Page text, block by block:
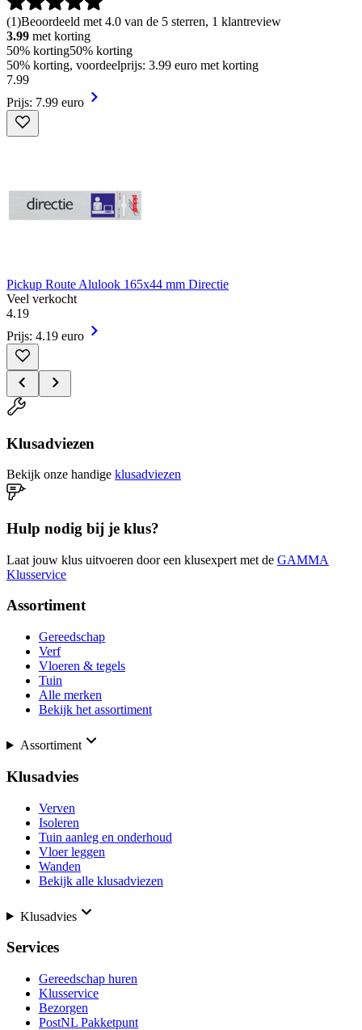
(1)Beoordeeld met 4.0 van de 5 sterren, 1 klantreview
3.99 met korting
50% korting50% korting
50% korting, voordeelprijs: 3.99 euro met korting
7.99
Prijs: 7.99 euro
Pickup Route Alulook 165x44 mm Directie
Veel verkocht
4.19
Prijs: 4.19 euro
Klusadviezen
Bekijk onze handige klusadviezen
Hulp nodig bij je klus?
Laat jouw klus uitvoeren door een klusexpert met de GAMMA
Klusservice
Assortiment
Gereedschap
Verf
Vloeren & tegels
Tuin
Alle merken
Bekijk het assortiment
Assortiment
Klusadvies
Verven
Isoleren
Tuin aanleg en onderhoud
Vloer leggen
Wanden
Bekijk alle klusadviezen
Klusadvies
Services
Gereedschap huren
Klusservice
Bezorgen
PostNL Pakketpunt